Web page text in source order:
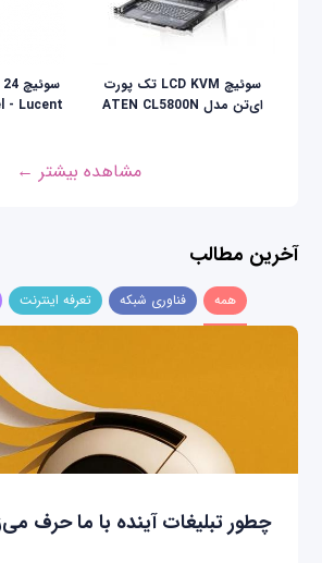
سوئيچ LCD KVM تک پورت
ای‌تن مدل ATEN CL5800N
- Lucent
مشاهده بیشتر ←
آخرین مطالب
همه فناوری شبکه تعرفه اینترنت
چطور تبلیغات آینده با ما حرف